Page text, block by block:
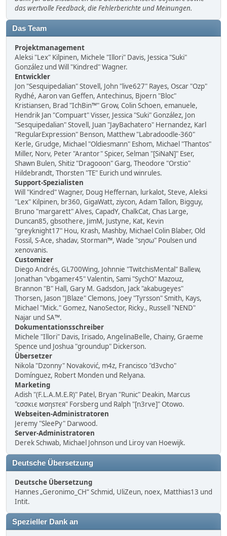
das wertvolle Feedback, die Fehlerberichte und Meinungen.
Das Team
Projektmanagement
Aleksi "Lex" Kilpinen, Michele "Illori" Davis, Jessica "Suki"
González und Will "Kindred" Wagner.
Entwickler
Jon "Sesquipedalian" Stovell, John "live627" Rayes, Oscar "Ozp"
Rydhé, Aaron van Geffen, Antechinus, Bjoern "Bloc"
Kristiansen, Brad "IchBin™" Grow, Colin Schoen, emanuele,
Hendrik Jan "Compuart" Visser, Jessica "Suki" González, Jon
"Sesquipedalian" Stovell, Juan "JayBachatero" Hernandez, Karl
"RegularExpression" Benson, Matthew "Labradoodle-360"
Kerle, Grudge, Michael "Oldiesmann" Eshom, Michael "Thantos"
Miller, Norv, Peter "Arantor" Spicer, Selman "[SiNaN]" Eser,
Shawn Bulen, Shitiz "Dragooon" Garg, Theodore "Orstio"
Hildebrandt, Thorsten "TE" Eurich und winrules.
Support-Spezialisten
Will "Kindred" Wagner, Doug Heffernan, lurkalot, Steve, Aleksi
"Lex" Kilpinen, br360, GigaWatt, ziycon, Adam Tallon, Bigguy,
Bruno "margarett" Alves, CapadY, ChalkCat, Chas Large,
Duncan85, gbsothere, JimM, Justyne, Kat, Kevin
"greyknight17" Hou, Krash, Mashby, Michael Colin Blaber, Old
Fossil, S-Ace, shadav, Storman™, Wade "sησω" Poulsen und
xenovanis.
Customizer
Diego Andrés, GL700Wing, Johnnie "TwitchisMental" Ballew,
Jonathan "vbgamer45" Valentin, Sami "SychO" Mazouz,
Brannon "B" Hall, Gary M. Gadsdon, Jack "akabugeyes"
Thorsen, Jason "JBlaze" Clemons, Joey "Tyrsson" Smith, Kays,
Michael "Mick." Gomez, NanoSector, Ricky., Russell "NEND"
Najar und SA™.
Dokumentationsschreiber
Michele "Illori" Davis, Irisado, AngelinaBelle, Chainy, Graeme
Spence und Joshua "groundup" Dickerson.
Übersetzer
Nikola "Dzonny" Novaković, m4z, Francisco "d3vcho"
Domínguez, Robert Monden und Relyana.
Marketing
Adish "(F.L.A.M.E.R)" Patel, Bryan "Runic" Deakin, Marcus
"cσσкιє мσηѕтєя" Forsberg und Ralph "[n3rve]" Otowo.
Webseiten-Administratoren
Jeremy "SleePy" Darwood.
Server-Administratoren
Derek Schwab, Michael Johnson und Liroy van Hoewijk.
Deutsche Übersetzung
Deutsche Übersetzung
Hannes „Geronimo_CH“ Schmid, UliZeun, noex, Matthias13 und
Intit.
Spezieller Dank an